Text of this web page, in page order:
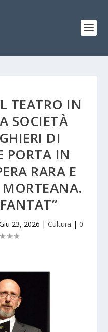
TEATRO IN
SOCIETÀ
DI
PORTA IN
RARA E
MORTEANA.
23, 2026 | Cultura | 0